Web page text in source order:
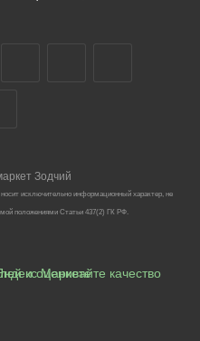
Зодчий
исключительно информационный характер, не
положениями Статьи 437(2) ГК РФ.